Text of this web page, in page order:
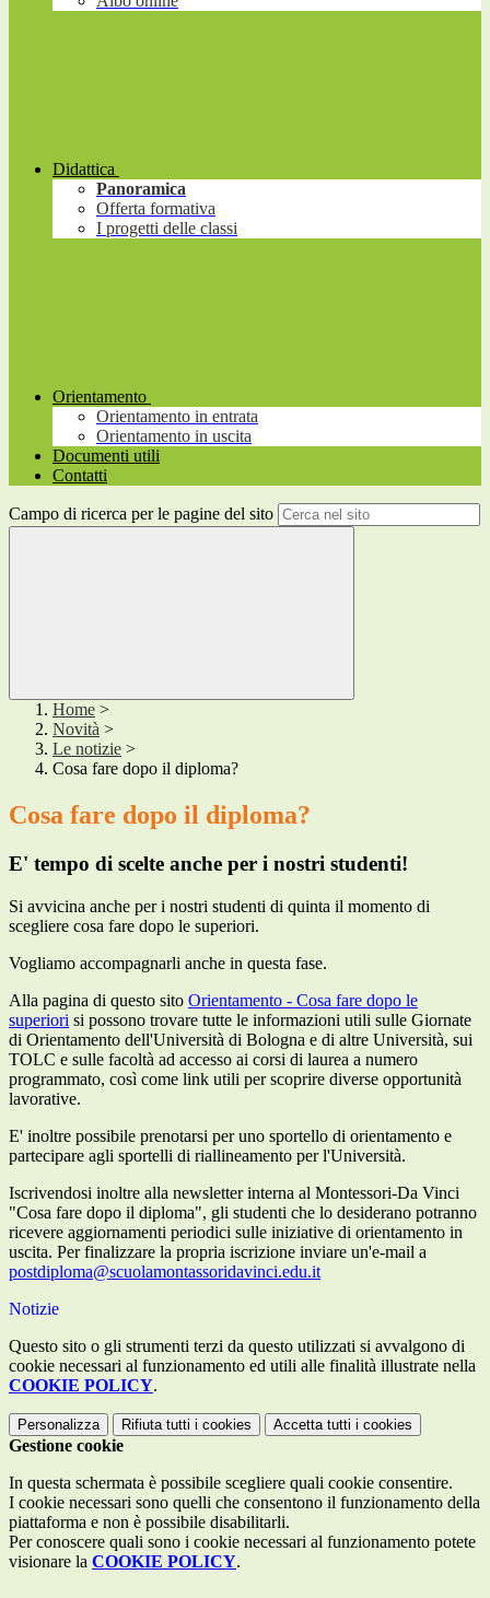
Didattica
Panoramica
Offerta formativa
I progetti delle classi
Orientamento
Orientamento in entrata
Orientamento in uscita
Documenti utili
Contatti
Campo di ricerca per le pagine del sito
Home >
Novità >
Le notizie >
Cosa fare dopo il diploma?
Cosa fare dopo il diploma?
E' tempo di scelte anche per i nostri studenti!
Si avvicina anche per i nostri studenti di quinta il momento di
scegliere cosa fare dopo le superiori.
Vogliamo accompagnarli anche in questa fase.
Alla pagina di questo sito Orientamento - Cosa fare dopo le
superiori si possono trovare tutte le informazioni utili sulle Giornate
di Orientamento dell'Università di Bologna e di altre Università, sui
TOLC e sulle facoltà ad accesso ai corsi di laurea a numero
programmato, così come link utili per scoprire diverse opportunità
lavorative.
E' inoltre possibile prenotarsi per uno sportello di orientamento e
partecipare agli sportelli di riallineamento per l'Università.
Iscrivendosi inoltre alla newsletter interna al Montessori-Da Vinci
"Cosa fare dopo il diploma", gli studenti che lo desiderano potranno
ricevere aggiornamenti periodici sulle iniziative di orientamento in
uscita. Per finalizzare la propria iscrizione inviare un'e-mail a
postdiploma@scuolamontassoridavinci.edu.it
Notizie
Questo sito o gli strumenti terzi da questo utilizzati si avvalgono di
cookie necessari al funzionamento ed utili alle finalità illustrate nella
COOKIE POLICY.
Personalizza Rifiuta tutti i cookies Accetta tutti i cookies
Gestione cookie
In questa schermata è possibile scegliere quali cookie consentire.
I cookie necessari sono quelli che consentono il funzionamento della
piattaforma e non è possibile disabilitarli.
Per conoscere quali sono i cookie necessari al funzionamento potete
visionare la COOKIE POLICY.